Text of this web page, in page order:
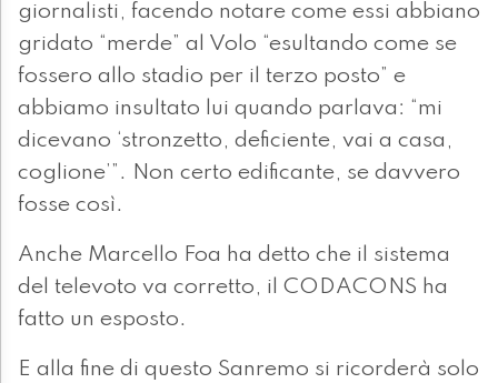
giornalisti, facendo notare come essi abbiano
gridato “merde” al Volo “esultando come se
fossero allo stadio per il terzo posto” e
abbiamo insultato lui quando parlava: “mi
dicevano ‘stronzetto, deficiente, vai a casa,
coglione’”. Non certo edificante, se davvero
fosse così.
Anche Marcello Foa ha detto che il sistema
del televoto va corretto, il CODACONS ha
fatto un esposto.
E alla fine di questo Sanremo si ricorderà solo